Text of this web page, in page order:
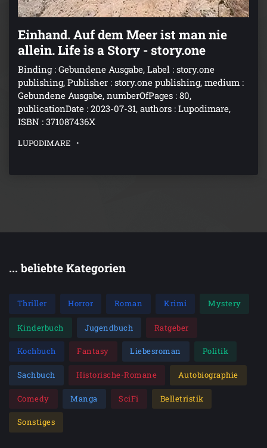
Einhand. Auf dem Meer ist man nie
allein. Life is a Story - story.one
Binding : Gebundene Ausgabe, Label : story.one
publishing, Publisher : story.one publishing, medium :
Gebundene Ausgabe, numberOfPages : 80,
publicationDate : 2023-07-31, authors : Lupodimare,
ISBN : 371087436X
LUPODIMARE
... beliebte Kategorien
Thriller Horror Roman Krimi Mystery
Kinderbuch Jugendbuch Ratgeber
Kochbuch Fantasy Liebesroman Politik
Sachbuch Historische-Romane Autobiographie
Comedy Manga SciFi Belletristik
Sonstiges